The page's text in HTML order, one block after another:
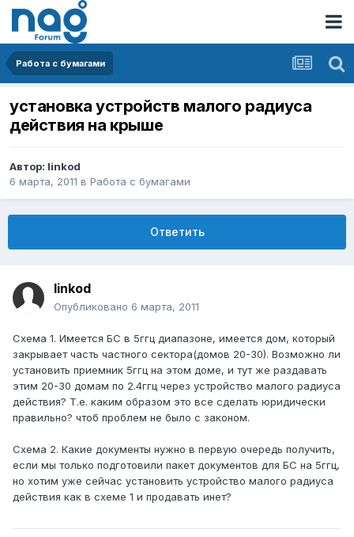
Работа с бумагами
установка устройств малого радиуса
действия на крыше
Автор: linkod
6 марта, 2011 в Работа с бумагами
Ответить
linkod
Опубликовано 6 марта, 2011
Схема 1. Имеется БС в 5ггц диапазоне, имеется дом, который
закрывает часть частного сектора(домов 20-30). Возможно ли
установить приемник 5ггц на этом доме, и тут же раздавать
этим 20-30 домам по 2.4ггц через устройство малого радиуса
действия? Т.е. каким образом это все сделать юридически
правильно? чтоб проблем не было с законом.
Схема 2. Какие документы нужно в первую очередь получить,
если мы только подготовили пакет документов для БС на 5ггц,
но хотим уже сейчас установить устройство малого радиуса
действия как в схеме 1 и продавать инет?